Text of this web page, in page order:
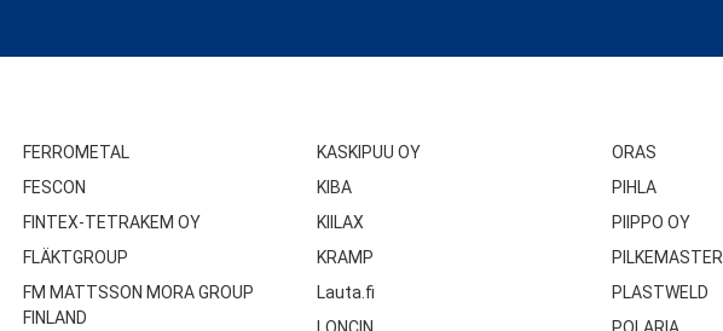
FERROMETAL
FESCON
FINTEX-TETRAKEM OY
FLÄKTGROUP
FM MATTSSON MORA GROUP
FINLAND
KASKIPUU OY
KIBA
KIILAX
KRAMP
Lauta.fi
LONCIN
ORAS
PIHLA
PIIPPO OY
PILKEMASTER
PLASTWELD
POLARIA